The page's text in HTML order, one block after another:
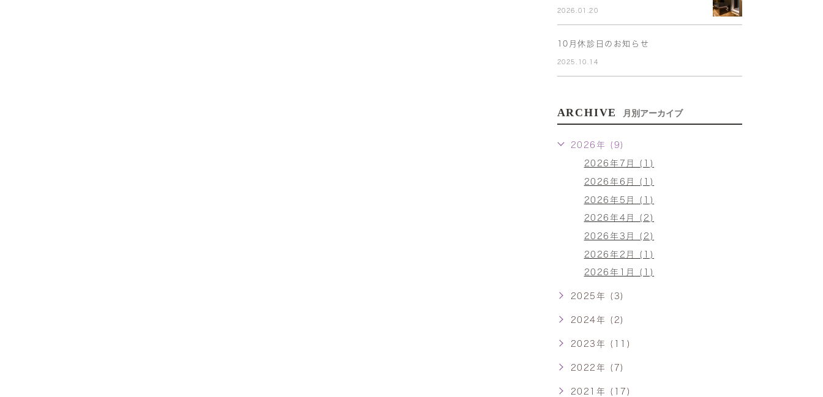
2026.01.20
10月休診日のお知らせ
2025.10.14
ARCHIVE 月別アーカイブ
2026年 (9)
2026年7月 (1)
2026年6月 (1)
2026年5月 (1)
2026年4月 (2)
2026年3月 (2)
2026年2月 (1)
2026年1月 (1)
2025年 (3)
2024年 (2)
2023年 (11)
2022年 (7)
2021年 (17)